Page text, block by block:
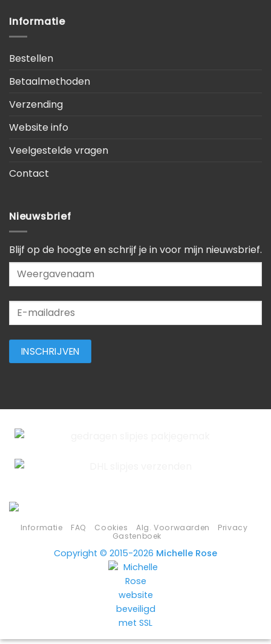
Informatie
Bestellen
Betaalmethoden
Verzending
Website info
Veelgestelde vragen
Contact
Nieuwsbrief
Blijf op de hoogte en schrijf je in voor mijn nieuwsbrief.
Informatie FAQ Cookies Alg. Voorwaarden
Privacy
Gastenboek
Copyright © 2015-2026 Michelle Rose